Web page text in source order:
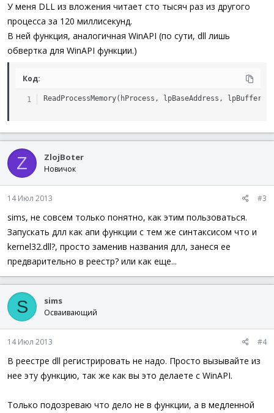
У меня DLL из вложения читает сто тысяч раз из другого
процесса за 120 миллисекунд.
В ней функция, аналогичная WinAPI (по сути, dll лишь
обвертка для WinAPI функции.)
Код:
ReadProcessMemory(hProcess, lpBaseAddress, lpBuffer,
Z ZlojBoter
Новичок
14 Июл 2013 #3
sims, не совсем только понятно, как этим пользоваться.
Запускать длл как апи функции с тем же синтаксисом что и
kernel32.dll?, просто заменив названия длл, занеся ее
предварительно в реестр? или как еще...
S sims
Осваивающий
14 Июл 2013 #4
В реестре dll регистрировать не надо. Просто вызывайте из
нее эту функцию, так же как вы это делаете с WinAPI.
Только подозреваю что дело не в функции, а в медленной